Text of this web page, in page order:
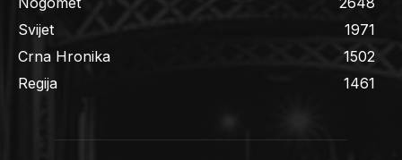
Svijet
1971
Crna Hronika
1502
Regija
1461